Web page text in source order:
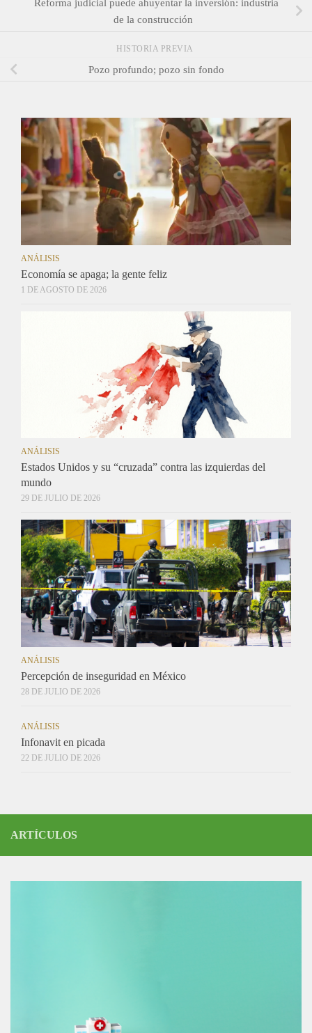
Reforma judicial puede ahuyentar la inversión: industria
de la construcción
HISTORIA PREVIA
Pozo profundo; pozo sin fondo
ANÁLISIS
Economía se apaga; la gente feliz
1 DE AGOSTO DE 2026
ANÁLISIS
Estados Unidos y su “cruzada” contra las izquierdas del
mundo
29 DE JULIO DE 2026
ANÁLISIS
Percepción de inseguridad en México
28 DE JULIO DE 2026
ANÁLISIS
Infonavit en picada
22 DE JULIO DE 2026
ARTÍCULOS